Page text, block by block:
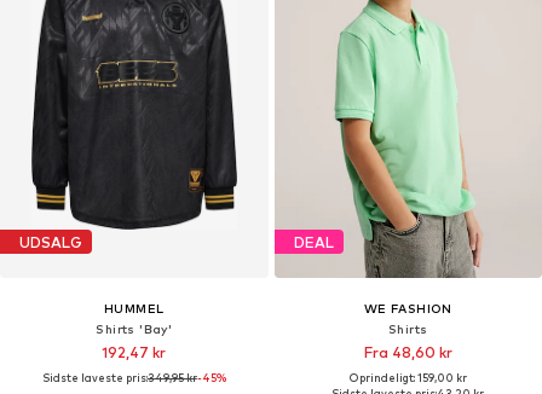
UDSALG
HUMMEL
Shirts 'Bay'
192,47 kr
Sidste laveste pris:349,95 kr-45%
DEAL
WE FASHION
Shirts
Fra 48,60 kr
Oprindeligt: 159,00 kr